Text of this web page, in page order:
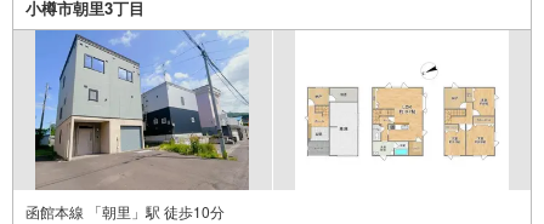
小樽市朝里3丁目
函館本線 「朝里」駅 徒歩10分